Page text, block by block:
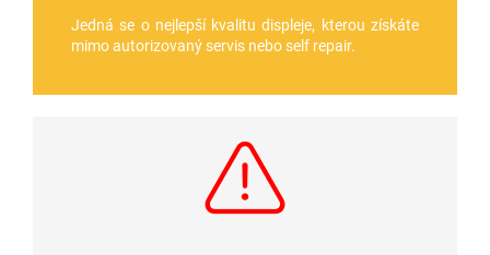
Jedná se o nejlepší kvalitu displeje, kterou získáte
mimo autorizovaný servis nebo self repair.